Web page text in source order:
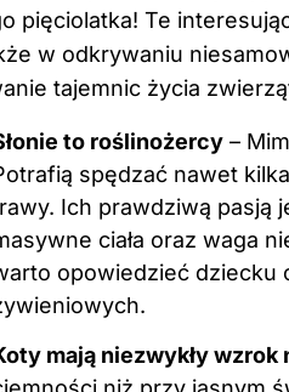
pięciolatka! Te
w odkrywaniu
tajemnic życia
to roślinożercy –
spędzać nawet
Ich prawdziwą pasją
ciała oraz waga
opowiedzieć dziecku
mają niezwykły wzrok